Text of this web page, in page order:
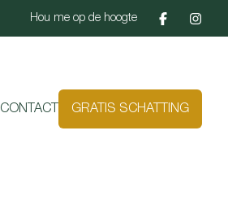
Hou me op de hoogte
CONTACT GRATIS SCHATTING